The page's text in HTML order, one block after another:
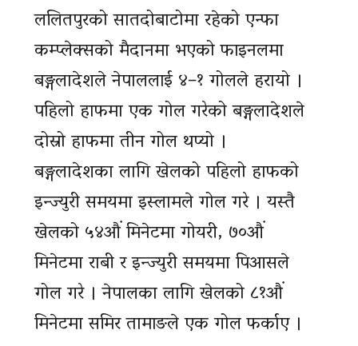
ललितपुरको सातदोबाटोमा रहेको एन्फा
कम्प्लेक्सको मैदानमा भएको फाइनलमा
बङ्गलादेशले नेपाललाई ४–१ गोलले हरायो ।
पहिलो हाफमा एक गोल गरेको बङ्गलादेशले
दोस्रो हाफमा तीन गोल थप्यो ।
बङ्गलादेशका लागि खेलको पहिलो हाफको
इन्ज्युरी समयमा इस्लामले गोल गरे । यस्तै
खेलको ५४औं मिनेटमा गोयरी, ७०औं
मिनेटमा राबी र इन्ज्युरी समयमा पिआसले
गोल गरे । नेपालका लागि खेलको ८१औं
मिनेटमा समिर तामाङले एक गोल फर्काए ।